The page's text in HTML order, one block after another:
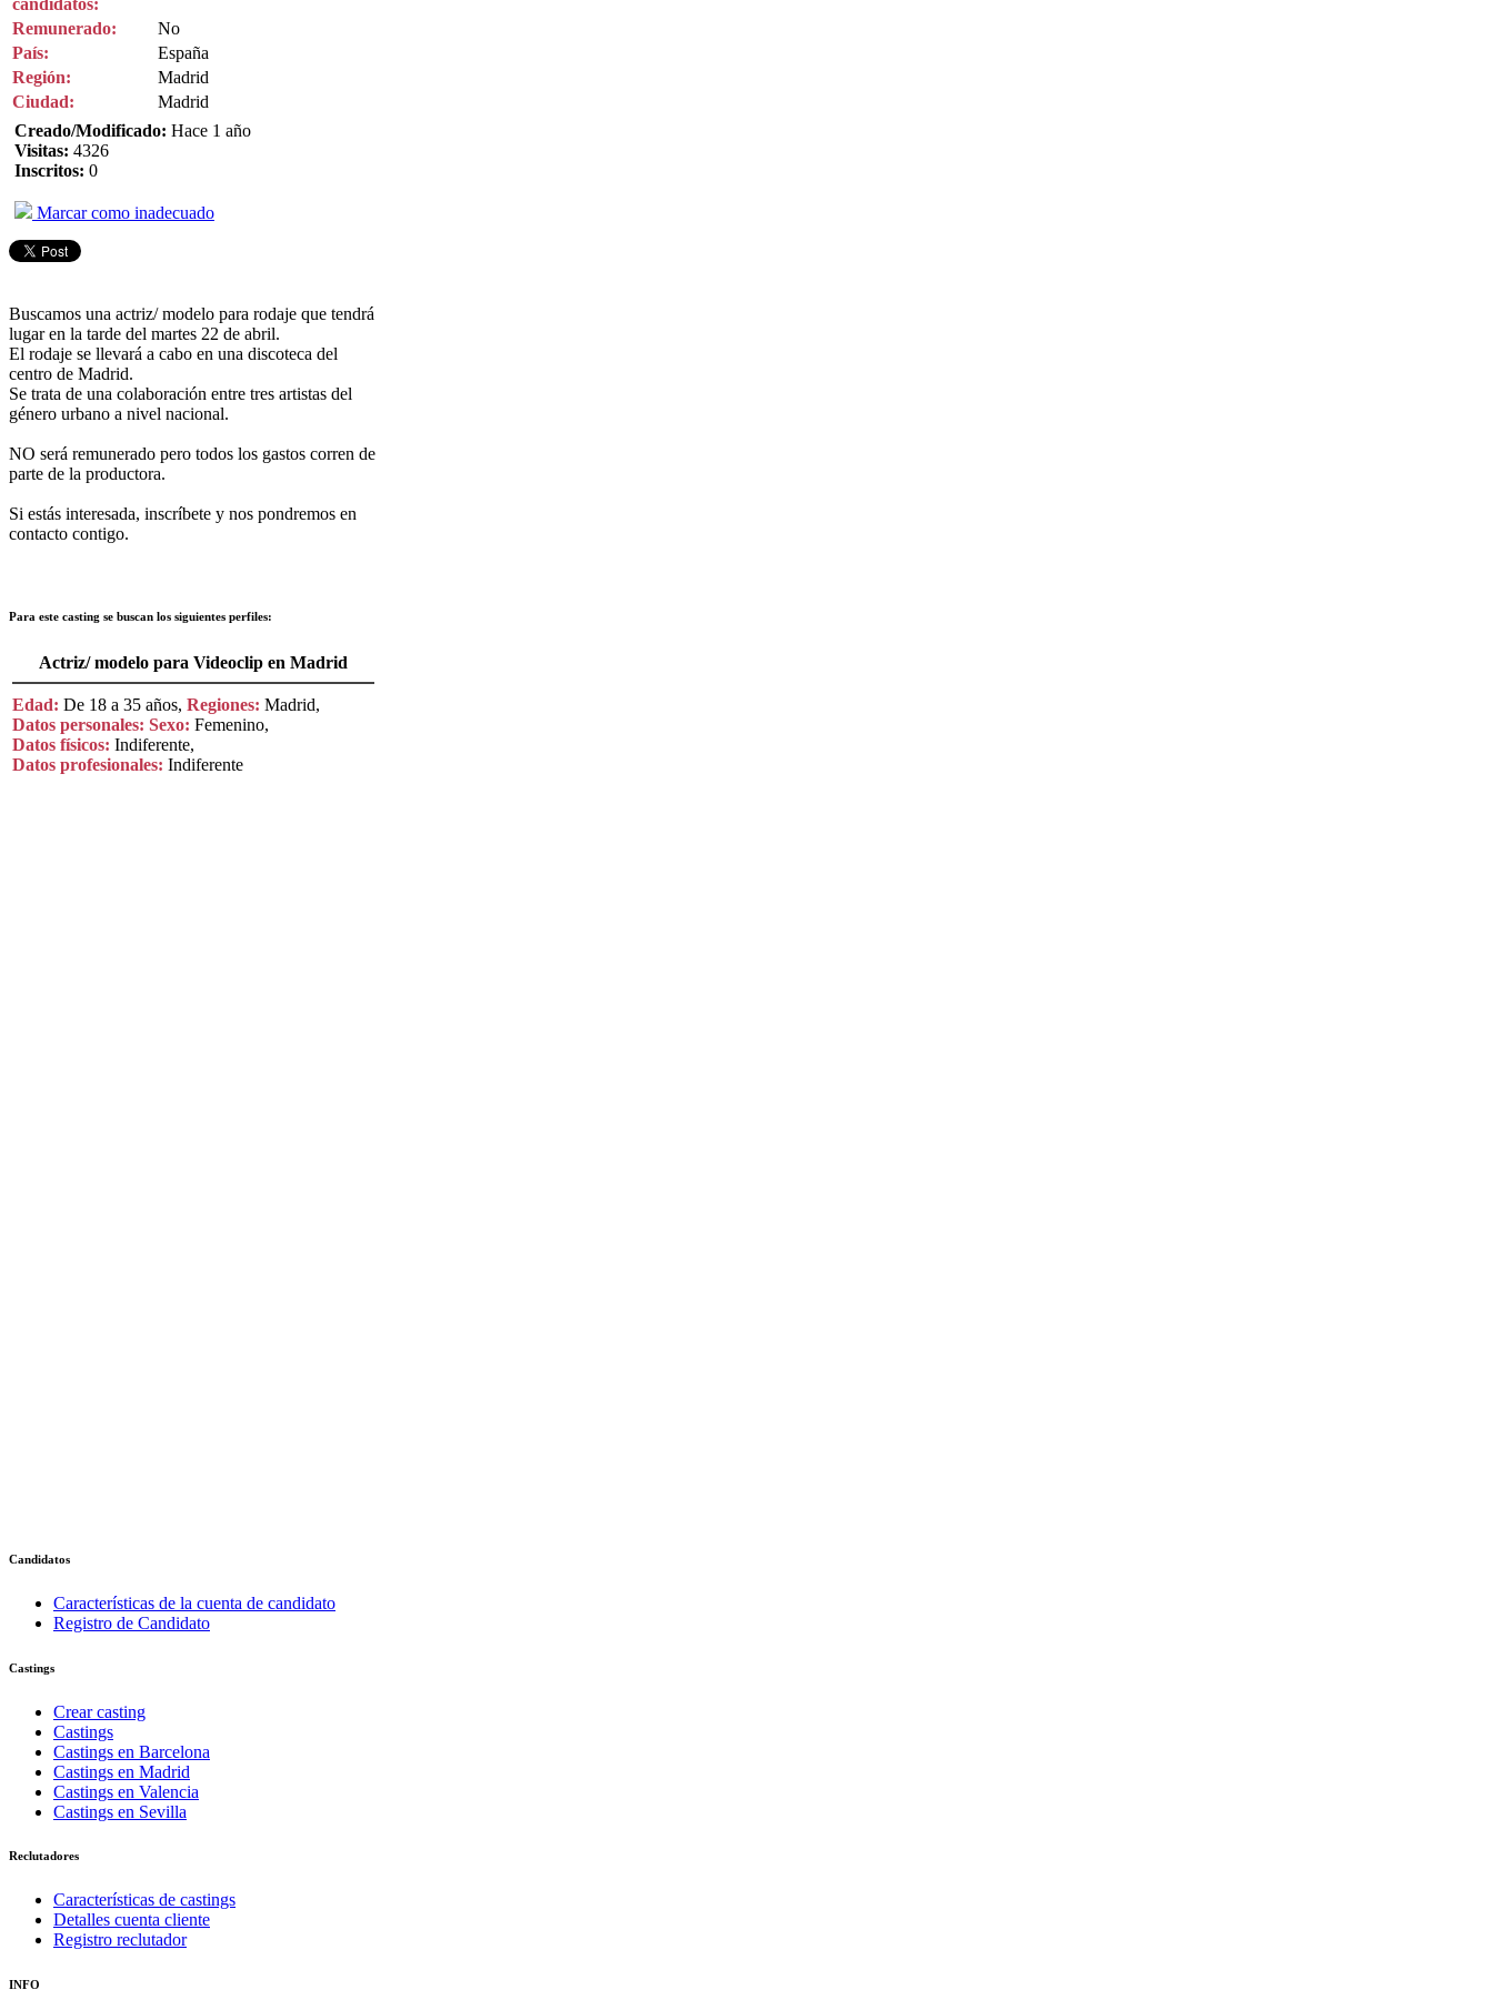
Remunerado:
No
País:
España
Región:
Madrid
Ciudad:
Madrid
Creado/Modificado: Hace 1 año
Visitas: 4326
Inscritos: 0
Marcar como inadecuado
Buscamos una actriz/ modelo para rodaje que tendrá
lugar en la tarde del martes 22 de abril.
El rodaje se llevará a cabo en una discoteca del
centro de Madrid.
Se trata de una colaboración entre tres artistas del
género urbano a nivel nacional.
NO será remunerado pero todos los gastos corren de
parte de la productora.
Si estás interesada, inscríbete y nos pondremos en
contacto contigo.
Para este casting se buscan los siguientes perfiles:
Actriz/ modelo para Videoclip en Madrid
Edad: De 18 a 35 años, Regiones: Madrid,
Datos personales: Sexo: Femenino,
Datos físicos: Indiferente,
Datos profesionales: Indiferente
Candidatos
Características de la cuenta de candidato
Registro de Candidato
Castings
Crear casting
Castings
Castings en Barcelona
Castings en Madrid
Castings en Valencia
Castings en Sevilla
Reclutadores
Características de castings
Detalles cuenta cliente
Registro reclutador
INFO